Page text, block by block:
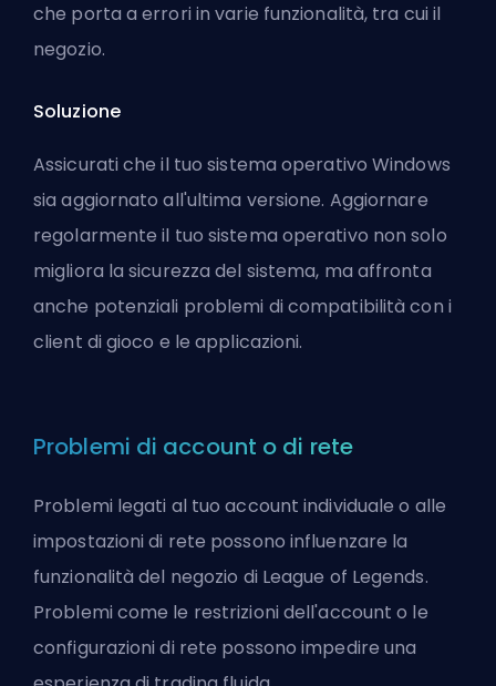
che porta a errori in varie funzionalità, tra cui il
negozio.
Soluzione
Assicurati che il tuo sistema operativo Windows
sia aggiornato all'ultima versione. Aggiornare
regolarmente il tuo sistema operativo non solo
migliora la sicurezza del sistema, ma affronta
anche potenziali problemi di compatibilità con i
client di gioco e le applicazioni.
Problemi di account o di rete
Problemi legati al tuo account individuale o alle
impostazioni di rete possono influenzare la
funzionalità del negozio di League of Legends.
Problemi come le restrizioni dell'account o le
configurazioni di rete possono impedire una